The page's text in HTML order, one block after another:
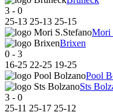
3 - 0
25-13 25-13 25-15
Mori
Brixen
0 - 3
16-25 22-25 19-25
Pool
Sts
3 - 0
25-11 25-17 25-12